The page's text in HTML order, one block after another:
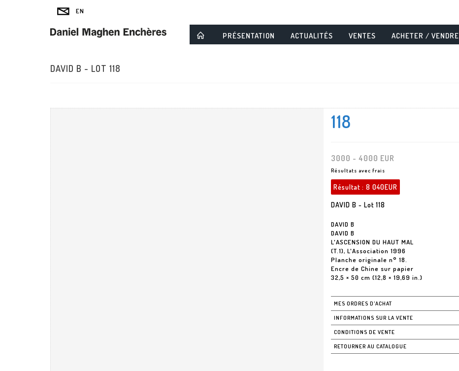
PRÉSENTATION ACTUALITÉS VENTES ACHETER / VENDRE
DAVID B - LOT 118
118
3000 - 4000 EUR
Résultats avec frais
Résultat : 8 040EUR
DAVID B - Lot 118
DAVID B
DAVID B
L'ASCENSION DU HAUT MAL
(T.1), L'Association 1996
Planche originale n° 18.
Encre de Chine sur papier
32,5 × 50 cm (12,8 × 19,69 in.)
MES ORDRES D'ACHAT
INFORMATIONS SUR LA VENTE
CONDITIONS DE VENTE
RETOURNER AU CATALOGUE